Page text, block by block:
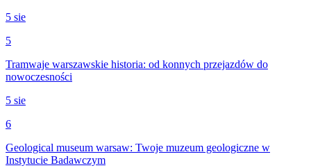
5 sie
5
Tramwaje warszawskie historia: od konnych przejazdów do
nowoczesności
5 sie
6
Geological museum warsaw: Twoje muzeum geologiczne w
Instytucie Badawczym